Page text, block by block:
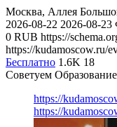
Москва, Аллея
2026-08-22 2026-08-23
0 RUB https://
https://kudamoscow.ru/
Бесплатно 1.6K 18
Советуем Образование
https://
https://